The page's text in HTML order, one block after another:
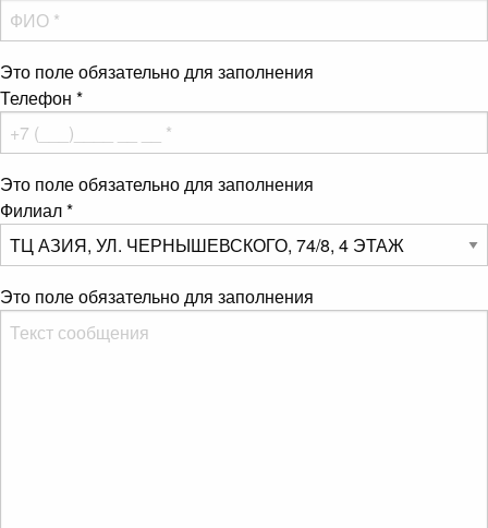
Это поле обязательно для заполнения
Телефон *
Это поле обязательно для заполнения
Филиал*
Это поле обязательно для заполнения